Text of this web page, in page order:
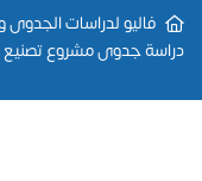
فاليو لدراسات الجدوى
دراسة جدوى مشروع